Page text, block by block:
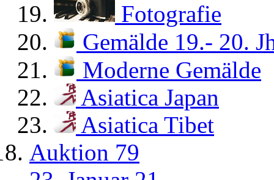
Fotografie
Gemälde 19.- 20.
Moderne Gemälde
Asiatica Japan
Asiatica Tibet
Auktion 79